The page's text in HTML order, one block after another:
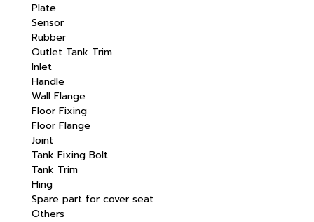
Plate
Sensor
Rubber
Outlet Tank Trim
Inlet
Handle
Wall Flange
Floor Fixing
Floor Flange
Joint
Tank Fixing Bolt
Tank Trim
Hing
Spare part for cover seat
Others